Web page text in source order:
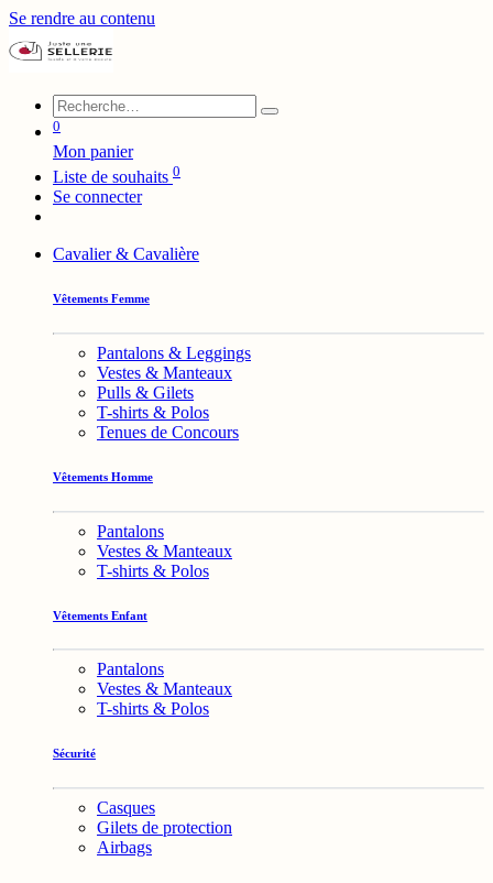
Se rendre au contenu
0
Mon panier
Liste de souhaits 0
Se connecter
Cavalier & Cavalière
Vêtements Femme
Pantalons & Leggings
Vestes & Manteaux
Pulls & Gilets
T-shirts & Polos
Tenues de Concours
Vêtements Homme
Pantalons
Vestes & Manteaux
T-shirts & Polos
Vêtements Enfant
Pantalons
Vestes & Manteaux
T-shirts & Polos
Sécurité
Casques
Gilets de protection
Airbags